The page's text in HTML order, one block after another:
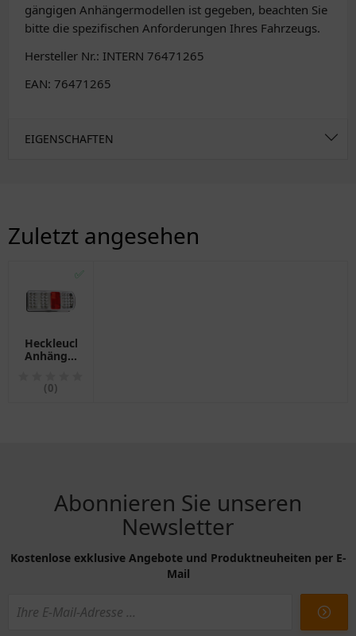
gängigen Anhängermodellen ist gegeben, beachten Sie
bitte die spezifischen Anforderungen Ihres Fahrzeugs.
Hersteller Nr.: INTERN 76471265
EAN: 76471265
EIGENSCHAFTEN
Zuletzt angesehen
✅
Heckleuchte
Anhänger
rechts
mit
(0)
Abonnieren Sie unseren
Newsletter
Kostenlose exklusive Angebote und Produktneuheiten per E-
Mail